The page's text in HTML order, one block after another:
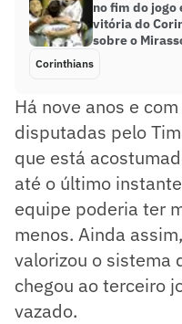
no fim do jogo
vitória do
sobre o
Corinthians
Há nove anos e
disputadas pelo
que está
até o último
equipe poderia ter
menos. Ainda
valorizou o sistema
chegou ao terceiro
vazado.